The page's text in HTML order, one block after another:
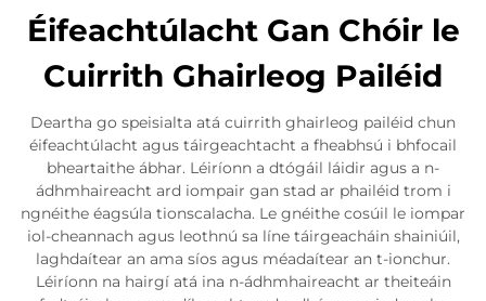
Éifeachtúlacht Gan Chóir le
Cuirrith Ghairleog Pailéid
Deartha go speisialta atá cuirrith ghairleog pailéid chun
éifeachtúlacht agus táirgeachtacht a fheabhsú i bhfocail
bheartaithe ábhar. Léiríonn a dtógáil láidir agus a n-
ádhmhaireacht ard iompair gan stad ar phailéid trom i
ngnéithe éagsúla tionscalacha. Le gnéithe cosúil le iompar
iol-cheannach agus leothnú sa líne táirgeacháin shainiúil,
laghdaítear an ama síos agus méadaítear an t-ionchur.
Léiríonn na hairgí atá ina n-ádhmhaireacht ar theiteáin